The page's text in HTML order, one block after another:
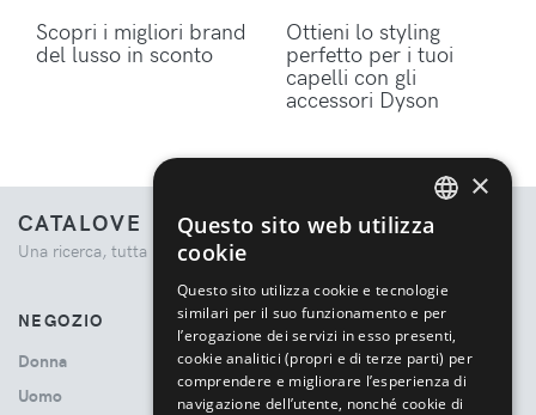
Scopri i migliori brand
del lusso in sconto
Ottieni lo styling
perfetto per i tuoi
capelli con gli
accessori Dyson
CATALOVE
Una ricerca, tutta la moda.
NEGOZIO
Donna
Uomo
×
Questo sito web utilizza
cookie
Questo sito utilizza cookie e tecnologie
similari per il suo funzionamento e per
l’erogazione dei servizi in esso presenti,
cookie analitici (propri e di terze parti) per
comprendere e migliorare l’esperienza di
navigazione dell’utente, nonché cookie di